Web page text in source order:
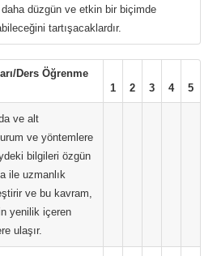
düzgün ve etkin bir biçimde
tartışacaklardır.
Ders Öğrenme
1 2 3 4 5
ve alt
ve yöntemlere
bilgileri özgün
ile uzmanlık
ve bu kavram,
yenilik içeren
ulaşır.